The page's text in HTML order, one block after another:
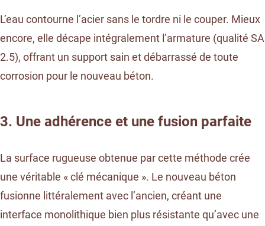
L’eau contourne l’acier sans le tordre ni le couper. Mieux
encore, elle décape intégralement l’armature (qualité SA
2.5), offrant un support sain et débarrassé de toute
corrosion pour le nouveau béton.
3. Une adhérence et une fusion parfaite
La surface rugueuse obtenue par cette méthode crée
une véritable « clé mécanique ». Le nouveau béton
fusionne littéralement avec l’ancien, créant une
interface monolithique bien plus résistante qu’avec une